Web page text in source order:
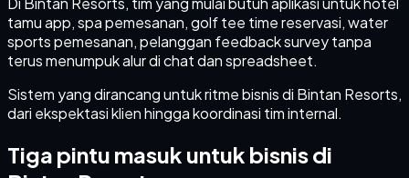
tamu app, spa pemesanan, golf tee time reservasi, water
sports pemesanan, pelanggan feedback survey tanpa
terus menumpuk alur di chat dan spreadsheet.
Sistem yang dirancang untuk ritme bisnis di Bintan Resorts,
dari ekspektasi klien hingga koordinasi tim internal.
Tiga pintu masuk untuk bisnis di